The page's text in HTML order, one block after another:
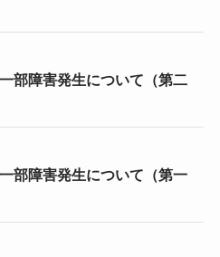
部障害発生について（第二
部障害発生について（第一